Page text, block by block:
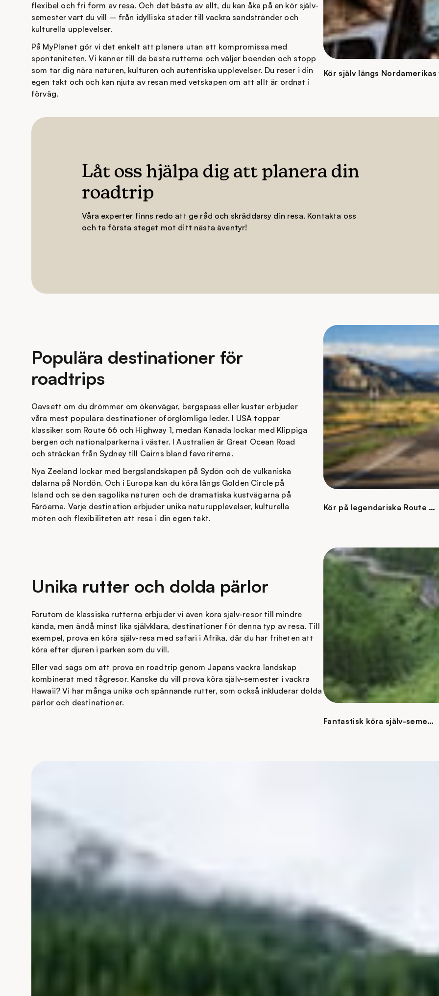
flexibel och fri form av resa. Och det bästa av allt, du kan åka på en kör själv-
semester vart du vill – från idylliska städer till vackra sandstränder och
kulturella upplevelser.
På MyPlanet gör vi det enkelt att planera utan att kompromissa med
spontaniteten. Vi känner till de bästa rutterna och väljer boenden och stopp
som tar dig nära naturen, kulturen och autentiska upplevelser. Du reser i din
egen takt och och kan njuta av resan med vetskapen om att allt är ordnat i
förväg.
Kör själv längs
Låt oss hjälpa dig att planera din
roadtrip
Våra experter finns redo att ge råd och skräddarsy din resa. Kontakta oss
och ta första steget mot ditt nästa äventyr!
Populära destinationer för
roadtrips
Oavsett om du drömmer om ökenvägar, bergspass eller kuster erbjuder
våra mest populära destinationer oförglömliga leder. I USA toppar
klassiker som Route 66 och Highway 1, medan Kanada lockar med Klippiga
bergen och nationalparkerna i väster. I Australien är Great Ocean Road
och sträckan från Sydney till Cairns bland favoriterna.
Nya Zeeland lockar med bergslandskapen på Sydön och de vulkaniska
dalarna på Nordön. Och i Europa kan du köra längs Golden Circle på
Island och se den sagolika naturen och de dramatiska kustvägarna på
Färöarna. Varje destination erbjuder unika naturupplevelser, kulturella
möten och flexibiliteten att resa i din egen takt.
Kör på legendariska Route
Unika rutter och dolda pärlor
Förutom de klassiska rutterna erbjuder vi även köra själv-resor till mindre
kända, men ändå minst lika självklara, destinationer för denna typ av resa. Till
exempel, prova en köra själv-resa med safari i Afrika, där du har friheten att
köra efter djuren i parken som du vill.
Eller vad sägs om att prova en roadtrip genom Japans vackra landskap
kombinerat med tågresor. Kanske du vill prova köra själv-semester i vackra
Hawaii? Vi har många unika och spännande rutter, som också inkluderar dolda
pärlor och destinationer.
Fantastisk köra själv-semes